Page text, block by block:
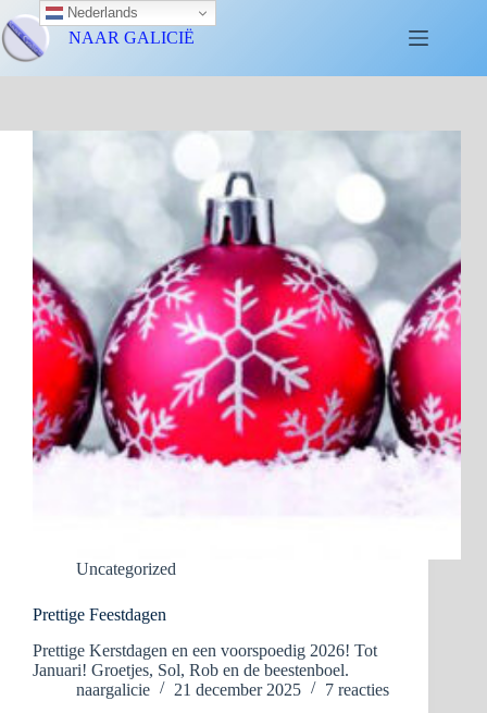
NAAR GALICIË
Uncategorized
Prettige Feestdagen
Prettige Kerstdagen en een voorspoedig 2026! Tot
Januari! Groetjes, Sol, Rob en de beestenboel.
naargalicie
21 december 2025 7 reacties
Nederlands